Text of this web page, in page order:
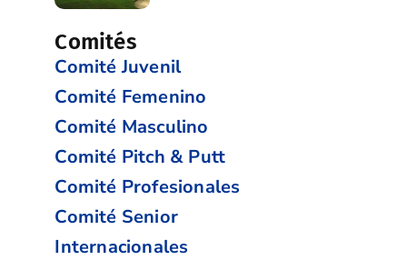
Comités
Comité Juvenil
Comité Femenino
Comité Masculino
Comité Pitch & Putt
Comité Profesionales
Comité Senior
Internacionales